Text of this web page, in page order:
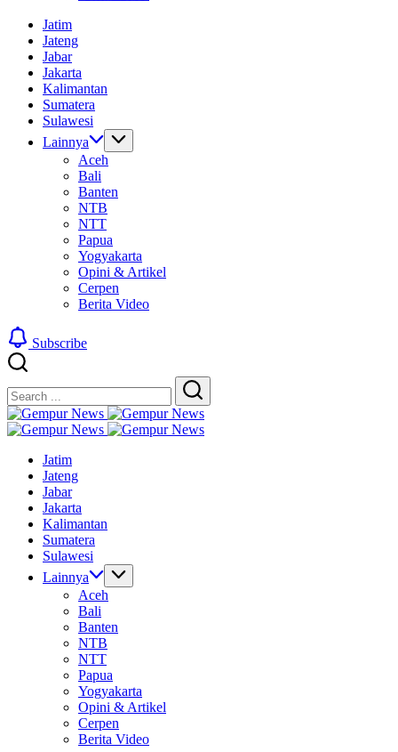
Jatim
Jateng
Jabar
Jakarta
Kalimantan
Sumatera
Sulawesi
Lainnya
Aceh
Bali
Banten
NTB
NTT
Papua
Yogyakarta
Opini & Artikel
Cerpen
Berita Video
Subscribe
Search
Search
Gempur
News
Jelajah
Dunia
Tanpa
Batas
Gempur
Informasi
Dunia
Tanpa
Batas
Jatim
Jateng
Jabar
Jakarta
Kalimantan
Sumatera
Sulawesi
Lainnya
Aceh
Bali
Banten
NTB
NTT
Papua
Yogyakarta
Opini & Artikel
Cerpen
Berita Video